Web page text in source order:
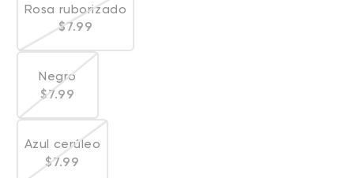
Rosa ruborizado
Variante agotada o no disponible
Precio habitual
$7.99
Negro
Variante agotada o no disponible
Precio habitual
$7.99
Azul cerúleo
Variante agotada o no disponible
Precio habitual
$7.99